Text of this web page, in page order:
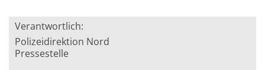
Verantwortlich:
Polizeidirektion Nord
Pressestelle